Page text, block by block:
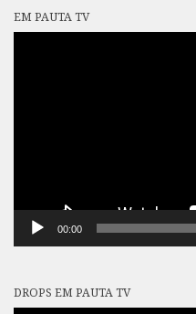
EM PAUTA TV
00:00
DROPS EM PAUTA TV